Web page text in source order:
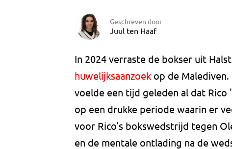
Geschreven door
Juul ten Haaf
In 2024 verraste de bokser uit
huwelijksaanzoek op de
voelde een tijd geleden al dat
op een drukke periode waarin er
voor Rico's bokswedstrijd tegen
en de mentale ontlading na de